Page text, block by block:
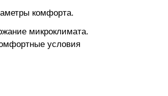
комфорта.
микроклимата.
условия